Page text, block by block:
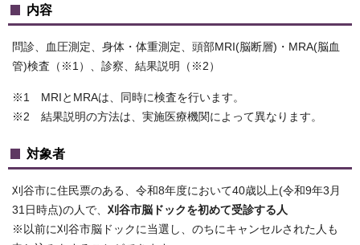
内容
問診、血圧測定、身体・体重測定、頭部MRI(脳断層)・MRA(脳血
管)検査（※1）、診察、結果説明（※2）
※1 MRIとMRAは、同時に検査を行います。
※2 結果説明の方法は、実施医療機関によって異なります。
対象者
刈谷市に住民票のある、令和8年度において40歳以上(令和9年3月
31日時点)の人で、 刈谷市脳ドックを初めて受診する人
※以前に刈谷市脳ドックに当選し、のちにキャンセルされた人も